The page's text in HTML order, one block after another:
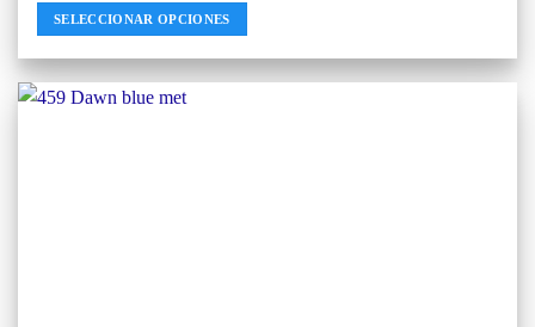
SELECCIONAR OPCIONES